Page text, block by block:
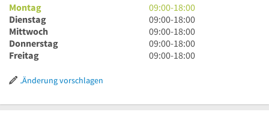
Montag
9
Uhr
bis
18
Uhr
09:00-18:00
Dienstag
9
Uhr
bis
18
09:00-18:00
Mittwoch
9
Uhr
bis
09:00-18:00
Donnerstag
9
Uhr
09:00-18:00
Freitag
9
Uhr
09:00-18:00
Änderung vorschlagen